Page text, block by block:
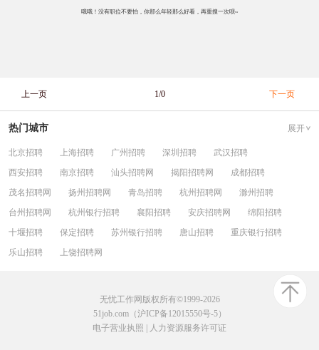
哦哦！没有职位不要怕，你那么年轻那么好看，再重搜一次呗~
上一页 1/0 下一页
热门城市 展开
北京招聘 上海招聘 广州招聘 深圳招聘
武汉招聘
西安招聘
南京招聘 汕头招聘网 揭阳招聘网
成都招聘
茂名招聘网
扬州招聘网 青岛招聘 杭州招聘网
滁州招聘
台州招聘网
杭州银行招聘 襄阳招聘 安庆招聘网
绵阳招聘
十堰招聘
保定招聘 苏州银行招聘 唐山招聘
重庆银行招聘
乐山招聘
上饶招聘网
无忧工作网版权所有©1999-2026
51job.com（沪ICP备12015550号-5）
电子营业执照
人力资源服务许可证